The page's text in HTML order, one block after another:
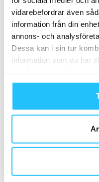
vidarebefordrar även
information från din
annons- och
Dessa kan i sin tur
information som du har
Business
Det är
Tränare
Varför
och vad